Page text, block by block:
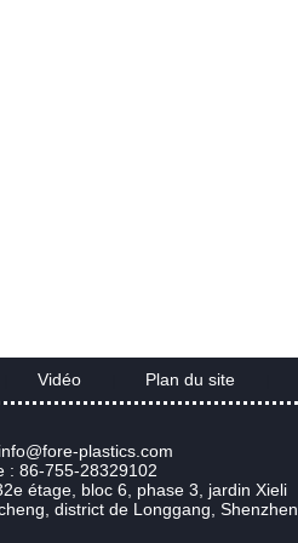
Vidéo Plan du site
plastics.com
: 86-755-28329102
étage, bloc 6, phase 3, jardin Xieli
district de Longgang, Shenzhen